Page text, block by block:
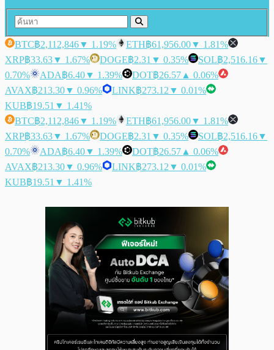
BTC฿2,112,846▼ 1.19% ETH฿61,956.00▼ 1.81%
XRP฿33.63▼ 1.67% DOGE฿2.31 ▼ 0.35% SOL฿2,516.16▼
0.70%
ADA฿6.40▼ 1.39% DOT฿26.57 ▲ 0.06%
AVAX฿213.30▼ 0.96% LINK฿273.12 ▼ 0.01%
KUB฿19.51 ▼ 1.41%
BTC฿2,112,846▼ 1.19% ETH฿61,956.00▼ 1.81%
XRP฿33.63▼ 1.67% DOGE฿2.31 ▼ 0.35% SOL฿2,516.16▼
0.70%
ADA฿6.40▼ 1.39% DOT฿26.57 ▲ 0.06%
AVAX฿213.30▼ 0.96% LINK฿273.12 ▼ 0.01%
KUB฿19.51 ▼ 1.41%